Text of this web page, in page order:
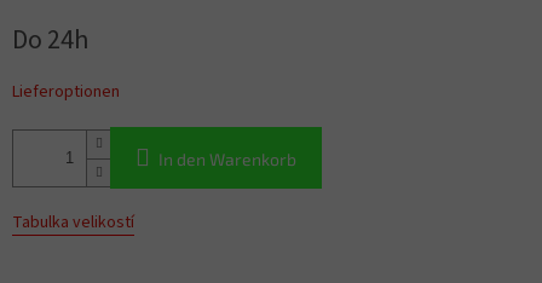
Do 24h
Lieferoptionen
In den Warenkorb
Tabulka velikostí